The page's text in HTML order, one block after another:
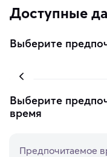
Доступные
Выберите
Выберите
время
Предпочитаемое